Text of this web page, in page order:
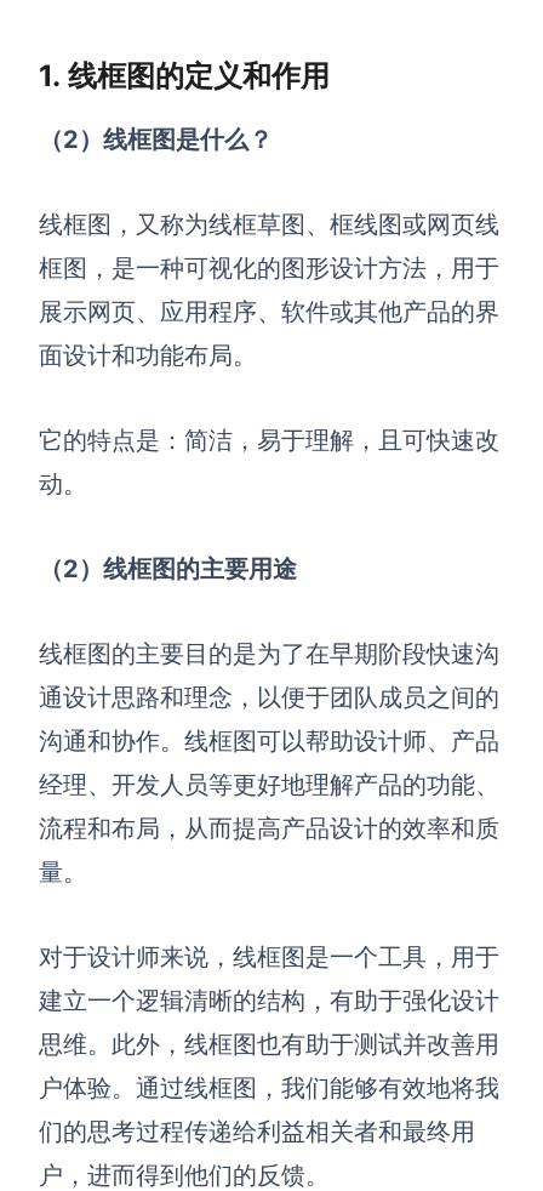
下载
解决方案
高效协作
素材整理
敏捷实践
在线绘图
路线图
UML图
数据流图
情绪板
查看所有场景
AI创作
创意与绘图
AI生成思维导图
战略与流程设计
1. 线框图的定义和作用
（2）线框图是什么？
线框图，又称为线框草图、框线图或网页线
框图，是一种可视化的图形设计方法，用于
展示网页、应用程序、软件或其他产品的界
面设计和功能布局。
它的特点是：简洁，易于理解，且可快速改
动。
（2）线框图的主要用途
线框图的主要目的是为了在早期阶段快速沟
通设计思路和理念，以便于团队成员之间的
沟通和协作。线框图可以帮助设计师、产品
经理、开发人员等更好地理解产品的功能、
流程和布局，从而提高产品设计的效率和质
量。
对于设计师来说，线框图是一个工具，用于
建立一个逻辑清晰的结构，有助于强化设计
思维。此外，线框图也有助于测试并改善用
户体验。通过线框图，我们能够有效地将我
们的思考过程传递给利益相关者和最终用
户，进而得到他们的反馈。